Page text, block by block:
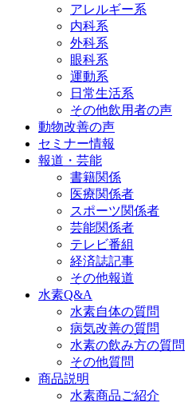
アレルギー系
内科系
外科系
眼科系
運動系
日常生活系
その他飲用者の声
動物改善の声
セミナー情報
報道・芸能
書籍関係
医療関係者
スポーツ関係者
芸能関係者
テレビ番組
経済誌記事
その他報道
水素Q&A
水素自体の質問
病気改善の質問
水素の飲み方の質問
その他質問
商品説明
水素商品ご紹介